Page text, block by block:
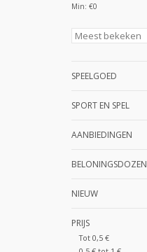
Min: €0
SPEELGOED
SPORT EN SPEL
AANBIEDINGEN
BELONINGSDOZEN
NIEUW
PRIJS
Tot 0,5 €